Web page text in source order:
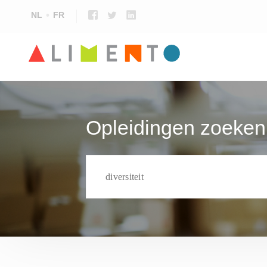
NL FR
Opleidingen zoeken
Voedingsspecifieke opleidingen
Talen
Voedingstechnologie
Opleidingen voor leerkrachten
Techniek, onderhoud en productie